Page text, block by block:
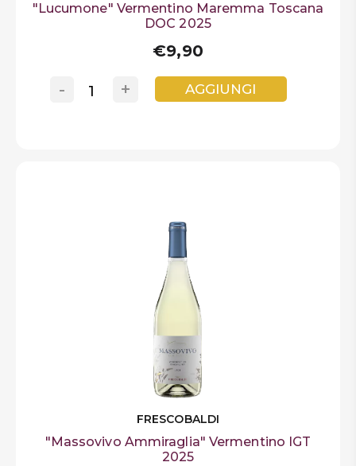
"Lucumone" Vermentino Maremma Toscana
DOC 2025
€9,90
+
- AGGIUNGI
FRESCOBALDI
"Massovivo Ammiraglia" Vermentino IGT
2025